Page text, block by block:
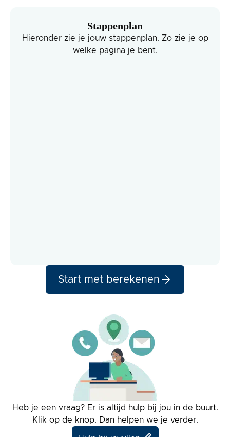
Stappenplan
Hieronder zie je jouw stappenplan. Zo zie je op
welke pagina je bent.
Start met berekenen
Heb je een vraag? Er is altijd hulp bij jou in de buurt.
Klik op de knop. Dan helpen we je verder.